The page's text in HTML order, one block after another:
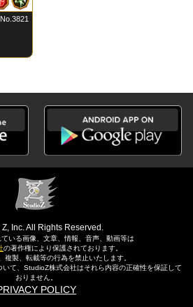
No.3821
Z, Inc. All Rights Reserved.
いる画像、文章、情報、音声、動画等は
の著作権により保護されております。
複製、転載等の行為を禁止いたします。
て、StudioZ株式会社はそれら内容の正確性を保証して
おりません。
POLICY